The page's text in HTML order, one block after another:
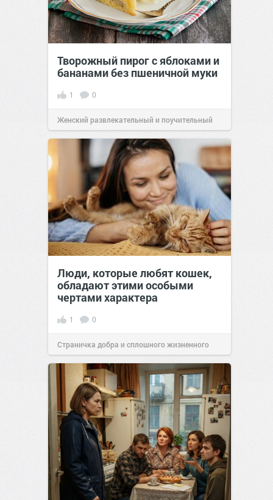
Творожный пирог с яблоками и
бананами без пшеничной муки
1 0
Женский развлекательный и поучительный
сайт.20:30Вчера
Люди, которые любят кошек,
обладают этими особыми
чертами характера
1 0
Страничка добра и сплошного жизненного
позитива!10:3807 авг 2026